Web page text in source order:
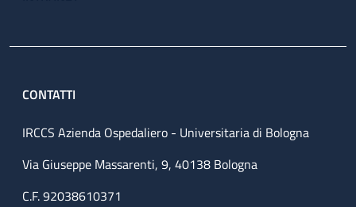
CONTATTI
IRCCS Azienda Ospedaliero - Universitaria di Bologna
Via Giuseppe Massarenti, 9, 40138 Bologna
C.F. 92038610371